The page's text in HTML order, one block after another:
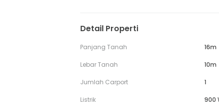
Detail Properti
Panjang Tanah 16m
Lebar Tanah 10m
Jumlah Carport 1
Listrik 900